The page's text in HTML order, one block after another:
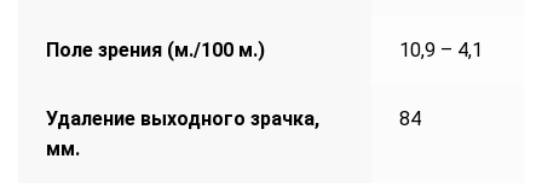
Поле зрения (м./100 м.) 10,9 – 4,1
Удаление выходного зрачка,
мм.
84